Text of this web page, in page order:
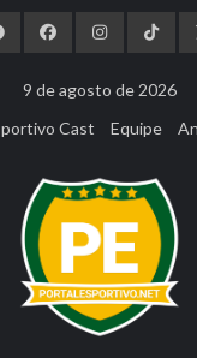
9 de agosto de 2026
Cast Equipe